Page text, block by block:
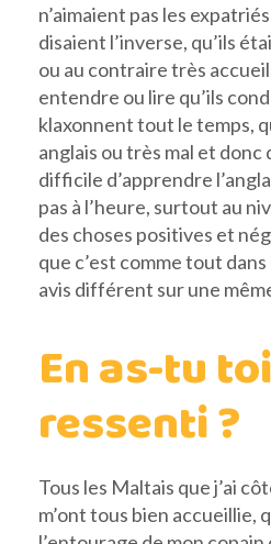
n’aimaient pas les
disaient l’inverse, qu’ils
ou au contraire très
entendre ou lire qu’ils
klaxonnent tout le temps,
anglais ou très mal et donc
difficile d’apprendre
pas à l’heure, surtout au
des choses positives et
que c’est comme tout dans
avis différent sur une
En as-tu
ressenti ?
Tous les Maltais que j’ai
m’ont tous bien accueillie,